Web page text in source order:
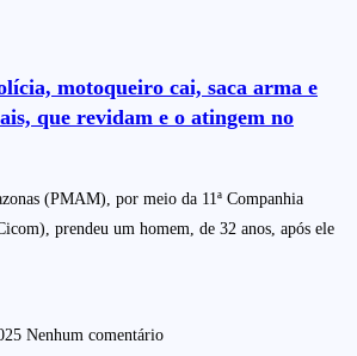
motoqueiro cai, saca arma e
que revidam e o atingem no
(PMAM), por meio da 11ª Companhia
prendeu um homem, de 32 anos, após ele
Nenhum comentário